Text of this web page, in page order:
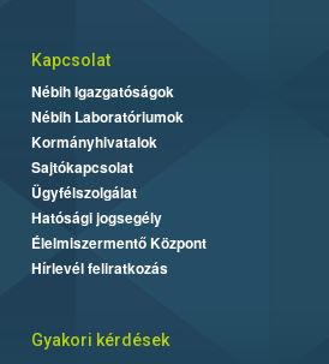
Kapcsolat
Nébih Igazgatóságok
Nébih Laboratóriumok
Kormányhivatalok
Sajtókapcsolat
Ügyfélszolgálat
Hatósági jogsegély
Élelmiszermentő Központ
Hírlevél feliratkozás
Gyakori kérdések